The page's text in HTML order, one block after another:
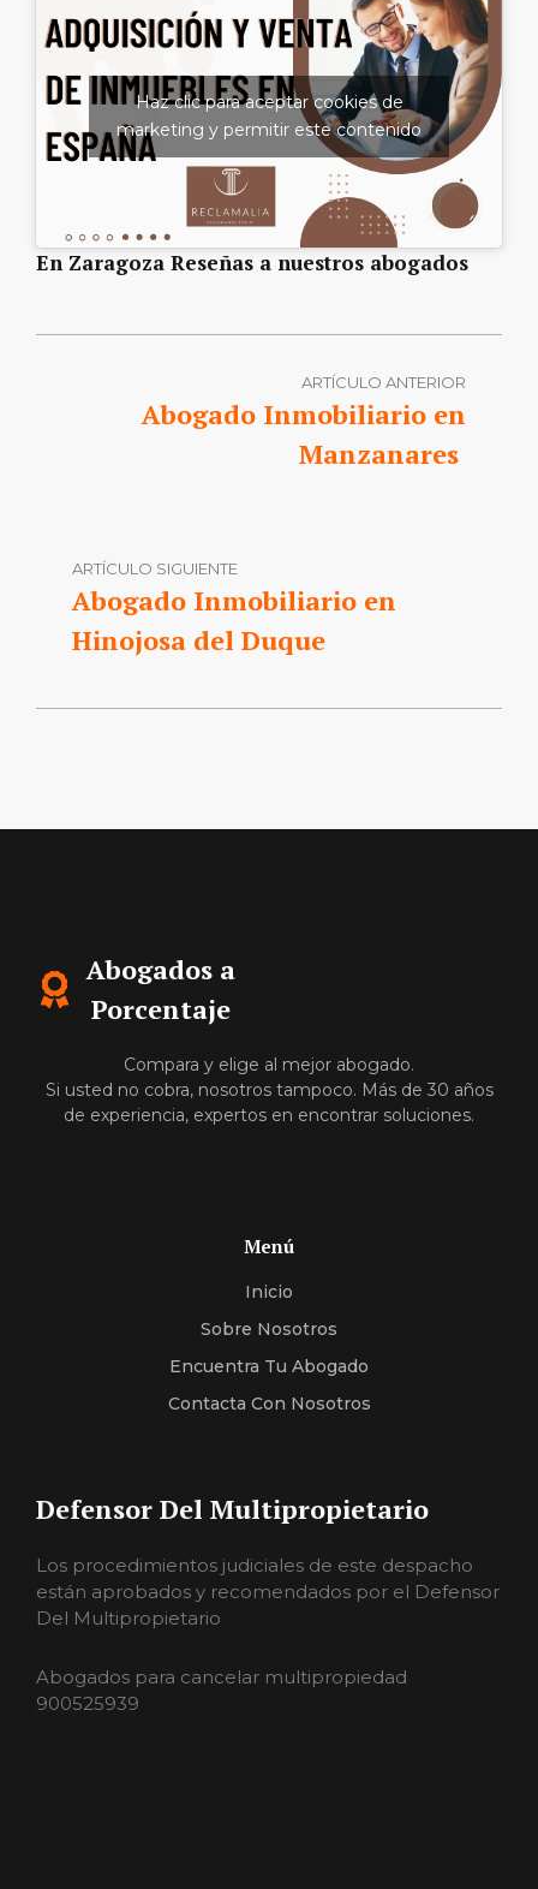
Haz clic para aceptar cookies de
marketing y permitir este contenido
En Zaragoza Reseñas a nuestros abogados
ARTÍCULO ANTERIOR
Abogado Inmobiliario en
Manzanares
ARTÍCULO SIGUIENTE
Abogado Inmobiliario en
Hinojosa del Duque
Abogados a
Porcentaje
Compara y elige al mejor abogado.
Si usted no cobra, nosotros tampoco. Más de 30 años
de experiencia, expertos en encontrar soluciones.
Menú
Inicio
Sobre Nosotros
Encuentra Tu Abogado
Contacta Con Nosotros
Defensor Del Multipropietario
Los procedimientos judiciales de este despacho
están aprobados y recomendados por el Defensor
Del Multipropietario
Abogados para cancelar multipropiedad
900525939